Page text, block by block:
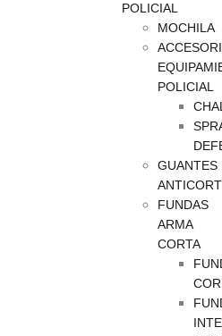
POLICIAL
MOCHILA
POLICIAL
GUANTES
FUNDAS
ARMA
CORTA